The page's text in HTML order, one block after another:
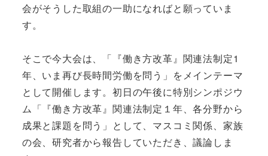
会がそうした取組の一助になればと願っていま
す。
そこで今大会は、「『働き方改革』関連法制定1
年、いま再び長時間労働を問う」をメインテーマ
として開催します。初日の午後に特別シンポジウ
ム「『働き方改革』関連法制定１年、各分野から
成果と課題を問う」として、マスコミ関係、家族
の会、研究者から報告していただき、議論しま